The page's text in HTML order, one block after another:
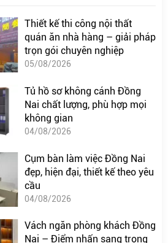
Thiết kế thi công nội thất
quán ăn nhà hàng – giải pháp
trọn gói chuyên nghiệp
05/08/2026
Tủ hồ sơ không cánh Đồng
Nai chất lượng, phù hợp mọi
không gian
04/08/2026
Cụm bàn làm việc Đồng Nai
đẹp, hiện đại, thiết kế theo yêu
cầu
04/08/2026
Vách ngăn phòng khách Đồng
Nai – Điểm nhấn sang trọng